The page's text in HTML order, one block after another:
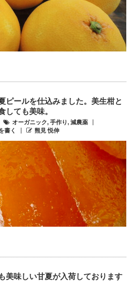
ピールを仕込みました。美生柑と
しても美味。
オーガニック, 手作り, 減農薬
書く
熊見 悦伸
美味しい甘夏が入荷しております